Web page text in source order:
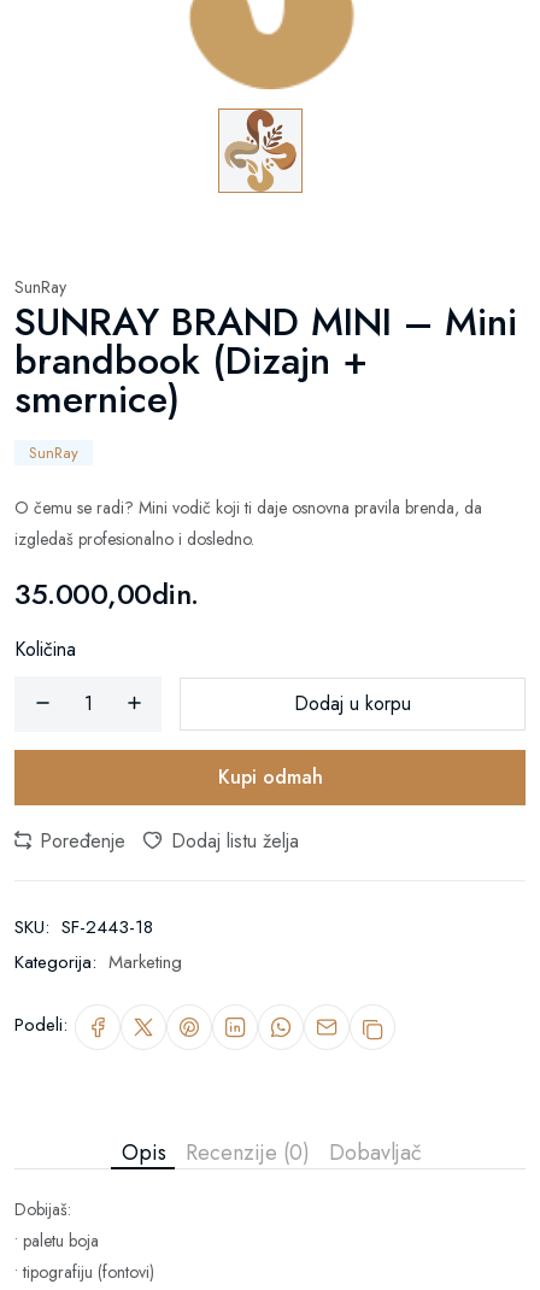
SunRay
SUNRAY BRAND MINI – Mini
brandbook (Dizajn +
smernice)
SunRay
O čemu se radi? Mini vodič koji ti daje osnovna pravila brenda, da
izgledaš profesionalno i dosledno.
35.000,00din.
Količina
Dodaj u korpu
Kupi odmah
Poređenje Dodaj listu želja
SKU: SF-2443-18
Kategorija: Marketing
Podeli:
Opis Recenzije (0) Dobavljač
Dobijaš:
• paletu boja
• tipografiju (fontovi)